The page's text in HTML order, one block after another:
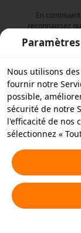
En
reconnaissez
Nous utilisons
fournir notre
possible,
sécurité de notre
l'efficacité de nos
sélectionnez «
similaires sur
pouvez aussi «
choisir les types
rejeter à tout
ou en cliquant
Pour plus de